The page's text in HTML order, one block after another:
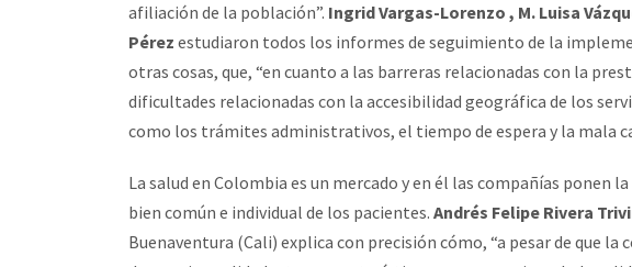
afiliación de la población”. Ingrid Vargas-Lorenzo , M. Luisa
Pérez estudiaron todos los informes de seguimiento de la
otras cosas, que, “en cuanto a las barreras relacionadas con la
dificultades relacionadas con la accesibilidad geográfica de los
como los trámites administrativos, el tiempo de espera y la mala
La salud en Colombia es un mercado y en él las compañías ponen
bien común e individual de los pacientes. Andrés Felipe Rivera
Buenaventura (Cali) explica con precisión cómo, “a pesar de que la